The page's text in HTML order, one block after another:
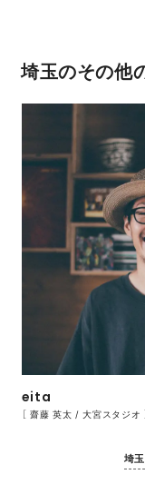
埼玉のその他
eita
［ 齋藤 英太 / 大宮スタジオ
埼